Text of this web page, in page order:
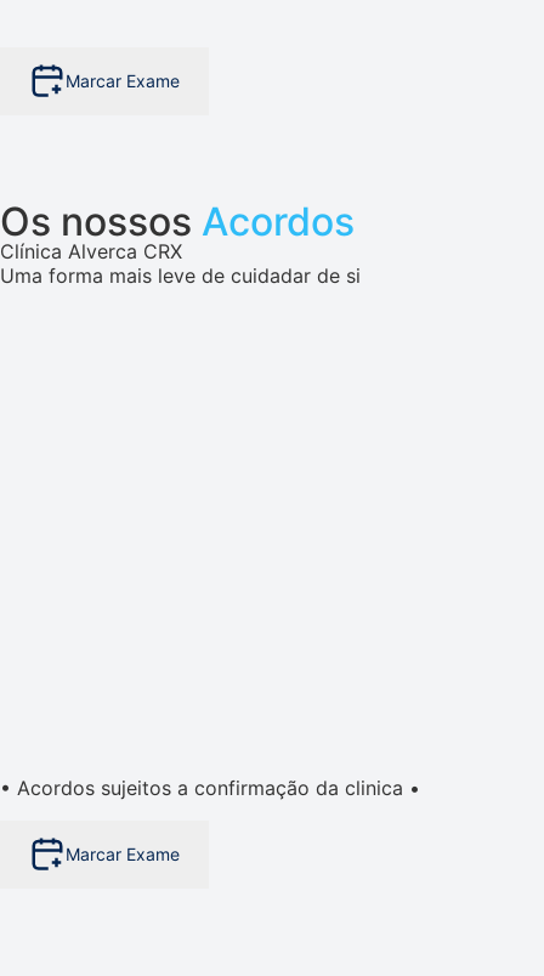
Marcar Exame
Os nossos Acordos
Clínica Alverca CRX
Uma forma mais leve de cuidadar de si
• Acordos sujeitos a confirmação da clinica •
Marcar Exame